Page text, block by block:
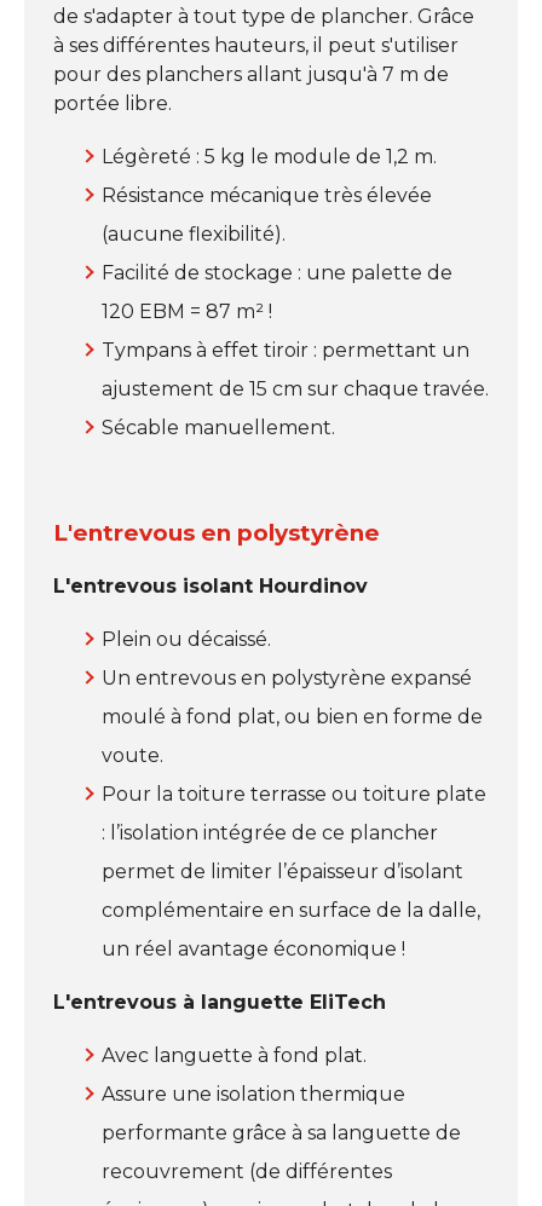
de s'adapter à tout type de plancher. Grâce
à ses différentes hauteurs, il peut s'utiliser
pour des planchers allant jusqu'à 7 m de
portée libre.
Légèreté : 5 kg le module de 1,2 m.
Résistance mécanique très élevée
(aucune flexibilité).
Facilité de stockage : une palette de
120 EBM = 87 m² !
Tympans à effet tiroir : permettant un
ajustement de 15 cm sur chaque travée.
Sécable manuellement.
L'entrevous en polystyrène
L'entrevous isolant Hourdinov
Plein ou décaissé.
Un entrevous en polystyrène expansé
moulé à fond plat, ou bien en forme de
voute.
Pour la toiture terrasse ou toiture plate
: l’isolation intégrée de ce plancher
permet de limiter l’épaisseur d’isolant
complémentaire en surface de la dalle,
un réel avantage économique !
L'entrevous à languette EliTech
Avec languette à fond plat.
Assure une isolation thermique
performante grâce à sa languette de
recouvrement (de différentes